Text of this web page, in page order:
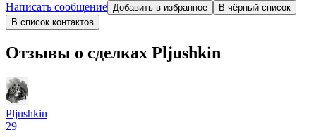
Написать сообщение Добавить в избранное
В чёрный список
В список контактов
Отзывы о сделках Pljushkin
Pljushkin
29